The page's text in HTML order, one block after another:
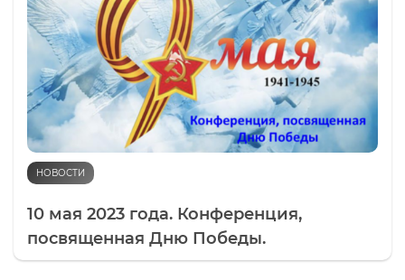
НОВОСТИ
10 мая 2023 года. Конференция,
посвященная Дню Победы.